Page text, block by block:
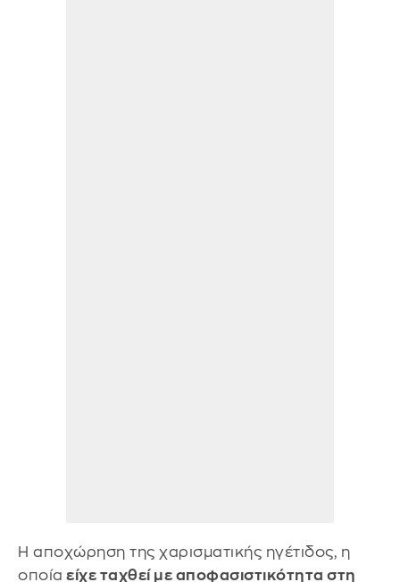
Η αποχώρηση της χαρισματικής ηγέτιδος, η
οποία είχε ταχθεί με αποφασιστικότητα στη